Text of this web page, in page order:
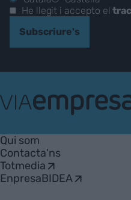
He llegit i accepto el
Subscriure's
Empresa
Qui som
Contacta'ns
Totmedia
EnpresaBIDEA